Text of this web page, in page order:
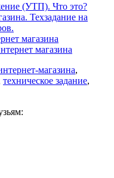
(УТП). Что это?
Техзадание на
магазина
магазина
магазина,
техническое задание,